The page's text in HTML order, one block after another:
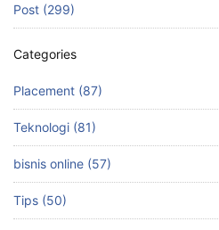
o
k
n
Post (299)
Categories
Placement (87)
Teknologi (81)
bisnis online (57)
Tips (50)